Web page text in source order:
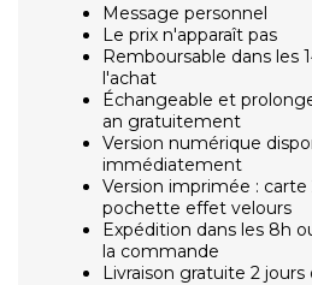
Message personnel
Le prix n'apparaît pas
Remboursable dans les
l'achat
Échangeable et
an gratuitement
Version numérique
immédiatement
Version imprimée : carte
pochette effet velours
Expédition dans les 8h
la commande
Livraison gratuite 2 jours